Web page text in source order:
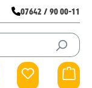
07642 / 90 00-11
Du hast 0